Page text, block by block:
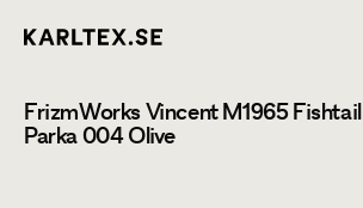
FrizmWorks Vincent M1965 Fishtail
Parka 004 Olive